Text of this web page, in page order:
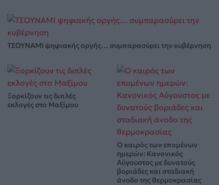
ΤΣΟΥΝΑΜΙ ψηφιακής οργής… συμπαρασύρει την κυβέρνηση
Ξορκίζουν τις διπλές
εκλογές στο Μαξίμου
Ο καιρός των επομένων
ημερών: Κανονικός
Αύγουστος με δυνατούς
βοριάδες και σταδιακή
άνοδο της θερμοκρασίας